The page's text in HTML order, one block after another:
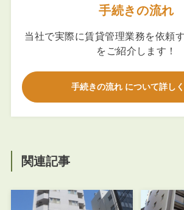
手続きの流れ
当社で実際に賃貸管理業務を依頼
をご紹介します！
手続きの流れ について詳し
関連記事